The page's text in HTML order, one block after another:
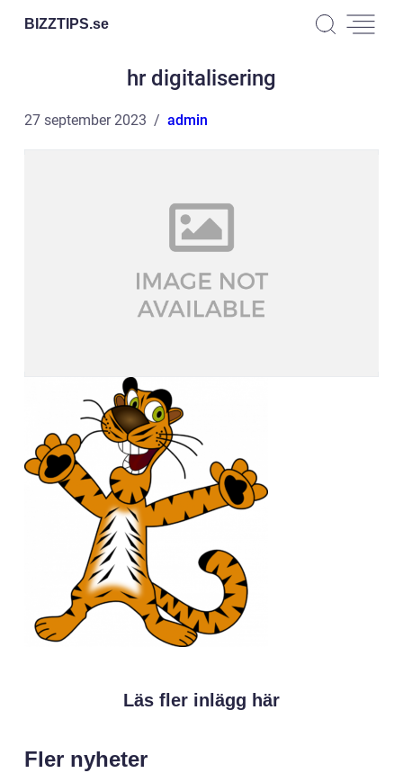
BIZZTIPS.se
hr digitalisering
27 september 2023 admin
Läs fler inlägg här
Fler nyheter